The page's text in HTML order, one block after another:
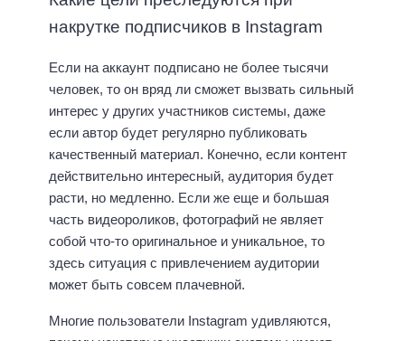
накрутке подписчиков в Instagram
Если на аккаунт подписано не более тысячи
человек, то он вряд ли сможет вызвать сильный
интерес у других участников системы, даже
если автор будет регулярно публиковать
качественный материал. Конечно, если контент
действительно интересный, аудитория будет
расти, но медленно. Если же еще и большая
часть видеороликов, фотографий не являет
собой что-то оригинальное и уникальное, то
здесь ситуация с привлечением аудитории
может быть совсем плачевной.
Многие пользователи Instagram удивляются,